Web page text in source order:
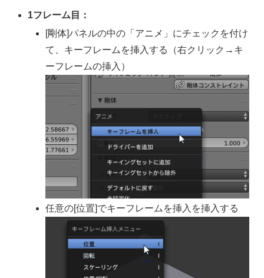
1フレーム目：
[剛体]パネルの中の「アニメ」にチェックを付け
て、キーフレームを挿入する（右クリック→キ
ーフレームの挿入）
任意の[位置]でキーフレームを挿入を挿入する